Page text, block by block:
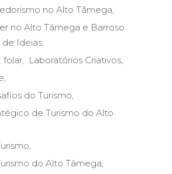
no Alto Tãmega
no Alto Tâmega e Barroso
de Ideias
folar
Laboratórios Criativos
do Turismo
de Turismo do Alto
do Alto Tâmega